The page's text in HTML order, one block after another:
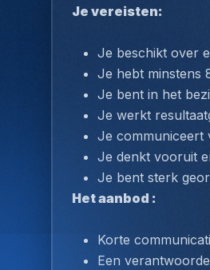
Je vereisten:
Je beschikt over
Je hebt minstens
Je bent in het
Je werkt
Je communiceert
Je denkt vooruit
Je bent sterk
Het aanbod :
Korte
Een